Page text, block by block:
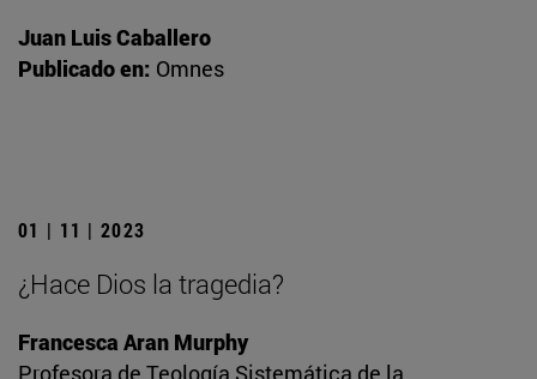
Juan Luis Caballero
Publicado en: Omnes
01 | 11 | 2023
¿Hace Dios la tragedia?
Francesca Aran Murphy
Profesora de Teología Sistemática de la